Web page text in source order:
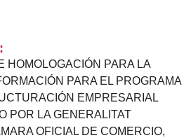
HOMOLOGACIÓN PARA LA
PARA EL PROGRAMA
EMPRESARIAL
POR LA GENERALITAT
OFICIAL DE COMERCIO,